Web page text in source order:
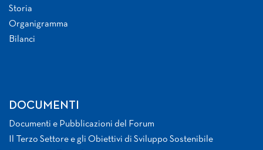
Storia
Organigramma
Bilanci
DOCUMENTI
Documenti e Pubblicazioni del Forum
Il Terzo Settore e gli Obiettivi di Sviluppo Sostenibile